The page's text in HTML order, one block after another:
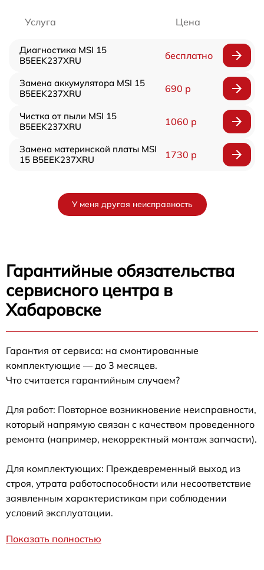
Услуга Цена
Диагностика MSI 15
B5EEK237XRU
бесплатно
Замена аккумулятора MSI 15
B5EEK237XRU
690 р
Чистка от пыли MSI 15
B5EEK237XRU
1060 р
Замена материнской платы MSI
15 B5EEK237XRU
1730 р
У меня другая неисправность
Гарантийные обязательства
сервисного центра в
Хабаровске
Гарантия от сервиса: на смонтированные
комплектующие — до 3 месяцев.
Что считается гарантийным случаем?
Для работ: Повторное возникновение неисправности,
который напрямую связан с качеством проведенного
ремонта (например, некорректный монтаж запчасти).
Для комплектующих: Преждевременный выход из
строя, утрата работоспособности или несоответствие
заявленным характеристикам при соблюдении
условий эксплуатации.
Показать полностью